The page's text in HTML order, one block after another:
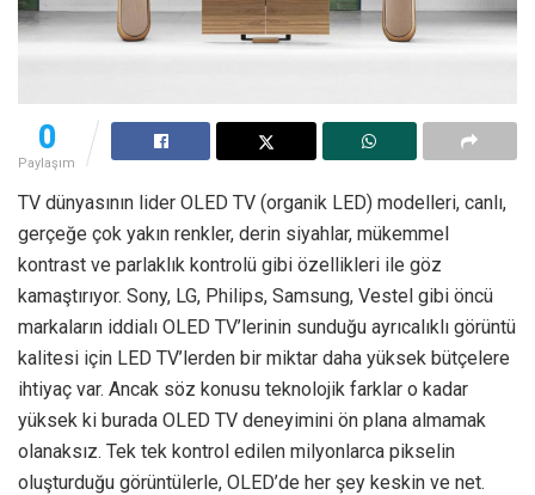
0
Paylaşım
TV dünyasının lider OLED TV (organik LED) modelleri, canlı,
gerçeğe çok yakın renkler, derin siyahlar, mükemmel
kontrast ve parlaklık kontrolü gibi özellikleri ile göz
kamaştırıyor. Sony, LG, Philips, Samsung, Vestel gibi öncü
markaların iddialı OLED TV’lerinin sunduğu ayrıcalıklı görüntü
kalitesi için LED TV’lerden bir miktar daha yüksek bütçelere
ihtiyaç var. Ancak söz konusu teknolojik farklar o kadar
yüksek ki burada OLED TV deneyimini ön plana almamak
olanaksız. Tek tek kontrol edilen milyonlarca pikselin
oluşturduğu görüntülerle, OLED’de her şey keskin ve net.